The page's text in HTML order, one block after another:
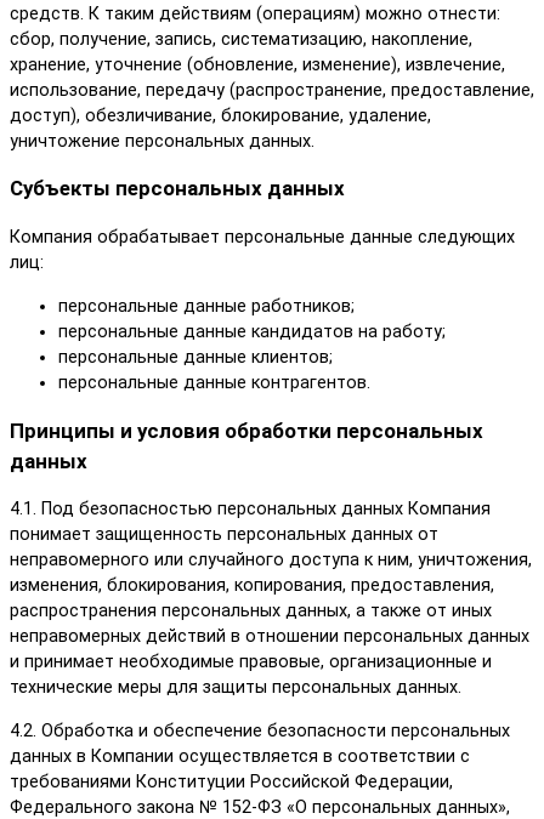
средств. К таким действиям (операциям) можно отнести:
сбор, получение, запись, систематизацию, накопление,
хранение, уточнение (обновление, изменение), извлечение,
использование, передачу (распространение, предоставление,
доступ), обезличивание, блокирование, удаление,
уничтожение персональных данных.
Субъекты персональных данных
Компания обрабатывает персональные данные следующих
лиц:
персональные данные работников;
персональные данные кандидатов на работу;
персональные данные клиентов;
персональные данные контрагентов.
Принципы и условия обработки персональных
данных
4.1. Под безопасностью персональных данных Компания
понимает защищенность персональных данных от
неправомерного или случайного доступа к ним, уничтожения,
изменения, блокирования, копирования, предоставления,
распространения персональных данных, а также от иных
неправомерных действий в отношении персональных данных
и принимает необходимые правовые, организационные и
технические меры для защиты персональных данных.
4.2. Обработка и обеспечение безопасности персональных
данных в Компании осуществляется в соответствии с
требованиями Конституции Российской Федерации,
Федерального закона № 152-ФЗ «О персональных данных»,